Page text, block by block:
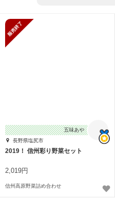
五味あや
長野県塩尻市
2019！ 信州彩り野菜セット
2,019円
信州高原野菜詰め合わせ